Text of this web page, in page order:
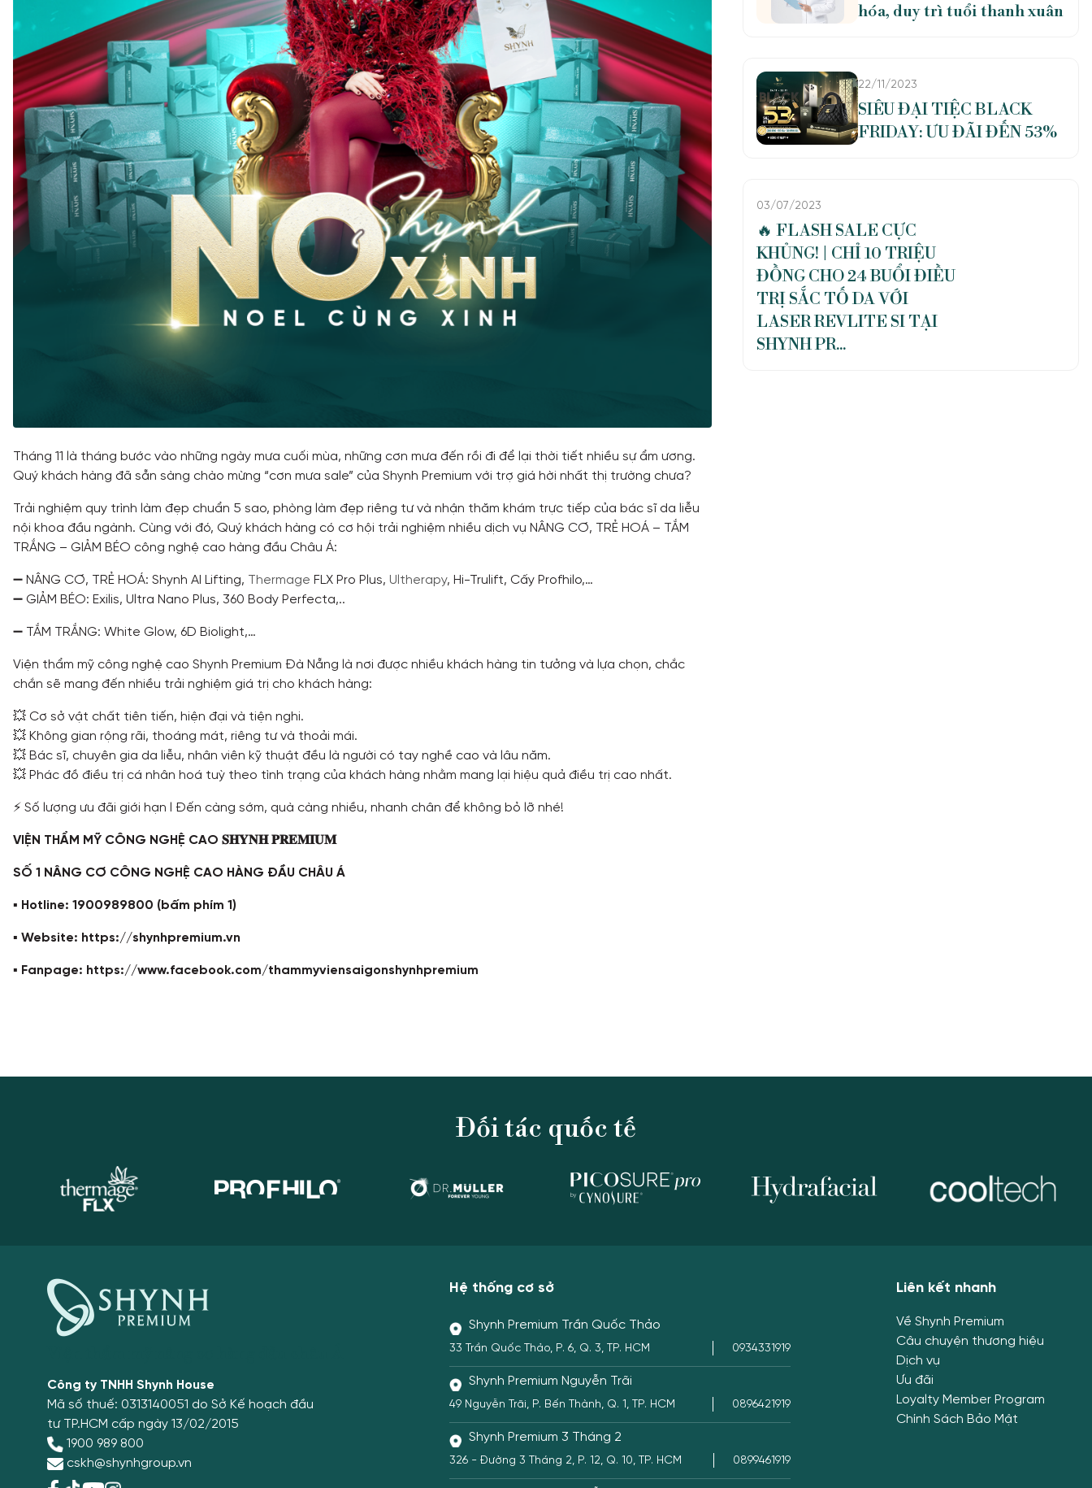
Tháng 11 là tháng bước vào những ngày mưa cuối mùa, những cơn mưa đến rồi đi để lại thời tiết nhiều sự ẩm ương.
Quý khách hàng đã sẵn sàng chào mừng “cơn mưa sale” của Shynh Premium với trợ giá hời nhất thị trường chưa?
Trải nghiệm quy trình làm đẹp chuẩn 5 sao, phòng làm đẹp riêng tư và nhận thăm khám trực tiếp của bác sĩ da liễu
nội khoa đầu ngành. Cùng với đó, Quý khách hàng có cơ hội trải nghiệm nhiều dịch vụ NÂNG CƠ, TRẺ HOÁ – TẮM
TRẮNG – GIẢM BÉO công nghệ cao hàng đầu Châu Á:
➖ NÂNG CƠ, TRẺ HOÁ: Shynh AI Lifting, Thermage FLX Pro Plus, Ultherapy, Hi-Trulift, Cấy Profhilo,…
➖ GIẢM BÉO: Exilis, Ultra Nano Plus, 360 Body Perfecta,..
➖ TẮM TRẮNG: White Glow, 6D Biolight,…
Viện thẩm mỹ công nghệ cao Shynh Premium Đà Nẵng là nơi được nhiều khách hàng tin tưởng và lựa chọn, chắc
chắn sẽ mang đến nhiều trải nghiệm giá trị cho khách hàng:
💥 Cơ sở vật chất tiên tiến, hiện đại và tiện nghi.
💥 Không gian rộng rãi, thoáng mát, riêng tư và thoải mái.
💥 Bác sĩ, chuyên gia da liễu, nhân viên kỹ thuật đều là người có tay nghề cao và lâu năm.
💥 Phác đồ điều trị cá nhân hoá tuỳ theo tình trạng của khách hàng nhằm mang lại hiệu quả điều trị cao nhất.
⚡ Số lượng ưu đãi giới hạn l Đến càng sớm, quà càng nhiều, nhanh chân để không bỏ lỡ nhé!
VIỆN THẨM MỸ CÔNG NGHỆ CAO 𝐒𝐇𝐘𝐍𝐇 𝐏𝐑𝐄𝐌𝐈𝐔𝐌
SỐ 1 NÂNG CƠ CÔNG NGHỆ CAO HÀNG ĐẦU CHÂU Á
▪️ Hotline: 1900989800 (bấm phím 1)
▪️ Website: https://shynhpremium.vn
▪️ Fanpage: https://www.facebook.com/thammyviensaigonshynhpremium
hóa, duy trì tuổi thanh xuân
22/11/2023
SIÊU ĐẠI TIỆC BLACK
FRIDAY: ƯU ĐÃI ĐẾN 53%
03/07/2023
🔥 FLASH SALE CỰC
KHỦNG! | CHỈ 10 TRIỆU
ĐỒNG CHO 24 BUỔI ĐIỀU
TRỊ SẮC TỐ DA VỚI
LASER REVLITE SI TẠI
SHYNH PR...
Đối tác quốc tế
Công ty TNHH Shynh House
Mã số thuế: 0313140051 do Sở Kế hoạch đầu
tư TP.HCM cấp ngày 13/02/2015
1900 989 800
cskh@shynhgroup.vn
Hệ thống cơ sở
Shynh Premium Trần Quốc Thảo
33 Trần Quốc Thảo, P. 6, Q. 3, TP. HCM 0934331919
Shynh Premium Nguyễn Trãi
49 Nguyễn Trãi, P. Bến Thành, Q. 1, TP. HCM 0896421919
Shynh Premium 3 Tháng 2
326 - Đường 3 Tháng 2, P. 12, Q. 10, TP. HCM 0899461919
Liên kết nhanh
Về Shynh Premium
Câu chuyện thương hiệu
Dịch vụ
Ưu đãi
Loyalty Member Program
Chính Sách Bảo Mật